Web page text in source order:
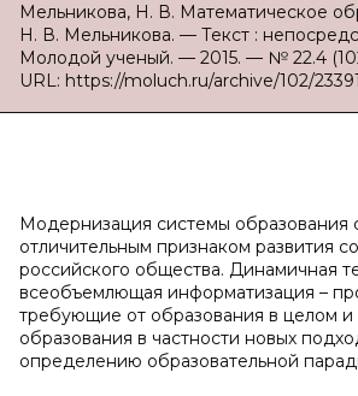
Мельникова, Н. В. Математическое
Н. В. Мельникова. — Текст :
Молодой ученый. — 2015. — № 22.4
URL: https://moluch.ru/archive/102/
Модернизация системы образования
отличительным признаком развития
российского общества. Динамичная
всеобъемлющая информатизация –
требующие от образования в целом
образования в частности новых
определению образовательной